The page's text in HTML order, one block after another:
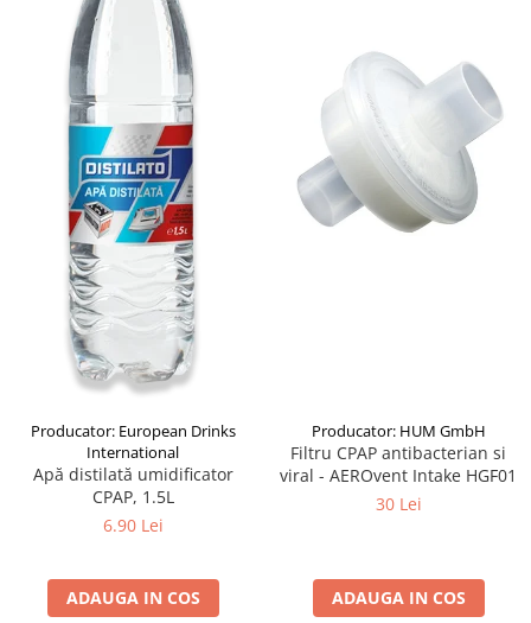
Blocare/ Fixare barbie
Preventie iritatia pielii
Huse dispozitive
Alimentatoare si baterii CPAP
Stocare si generare raport CPAP
Producator: European Drinks
International
Apă distilată umidificator
CPAP, 1.5L
6.90 Lei
ADAUGA IN COS
Producator: HUM GmbH
Filtru CPAP antibacterian si
viral - AEROvent Intake HGF01
30 Lei
ADAUGA IN COS